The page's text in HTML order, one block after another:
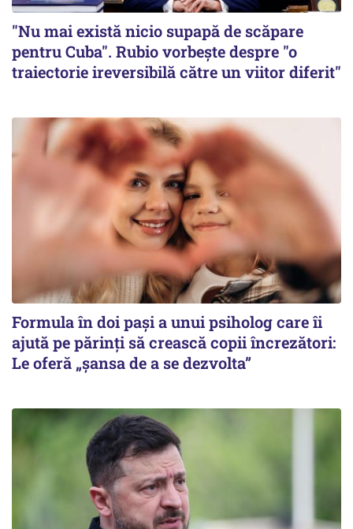
"Nu mai există nicio supapă de scăpare
pentru Cuba". Rubio vorbește despre "o
traiectorie ireversibilă către un viitor diferit"
Formula în doi pași a unui psiholog care îi
ajută pe părinți să crească copii încrezători:
Le oferă „șansa de a se dezvolta”